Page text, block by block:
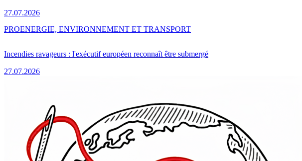
27.07.2026
Incendies ravageurs : l'exécutif européen reconnaît être submergé
27.07.2026
PROENERGIE, ENVIRONNEMENT ET TRANSPORT